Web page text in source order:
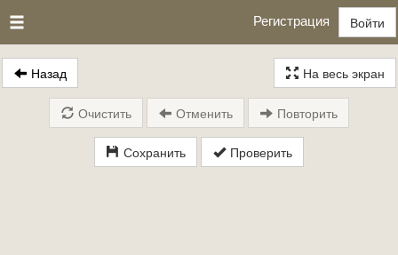
Регистрация Войти
Назад На весь экран
Сохранить Проверить
Очистить Отменить Повторить